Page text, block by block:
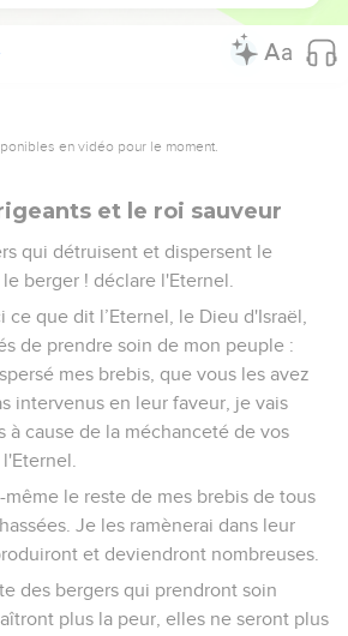
en vidéo pour le moment.
et le roi sauveur
qui détruisent et dispersent le
berger ! déclare l'Eternel.
que dit l’Eternel, le Dieu d'Israël,
de prendre soin de mon peuple :
mes brebis, que vous les avez
intervenus en leur faveur, je vais
à cause de la méchanceté de vos
même le reste de mes brebis de tous
Je les ramènerai dans leur
et deviendront nombreuses.
des bergers qui prendront soin
plus la peur, elles ne seront plus